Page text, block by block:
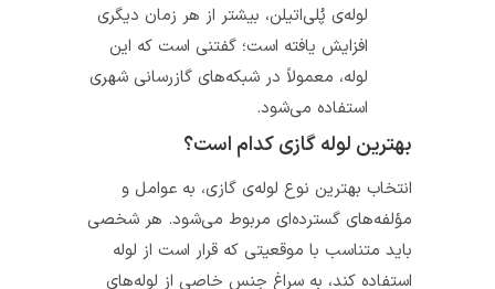
لوله‌ی پُلی‌اتیلن، بیشتر از هر زمان دیگری
افزایش یافته است؛ گفتنی است که این
لوله، معمولاً در شبکه‌های گازرسانی شهری
استفاده می‌شود.
بهترین لوله گازی کدام است؟
انتخاب بهترین نوع لوله‌ی گازی، به عوامل و
مؤلفه‌های گسترده‌ای مربوط می‌شود. هر شخصی
باید متناسب با موقعیتی که قرار است از لوله
استفاده کند، به سراغ جنس خاصی از لوله‌های